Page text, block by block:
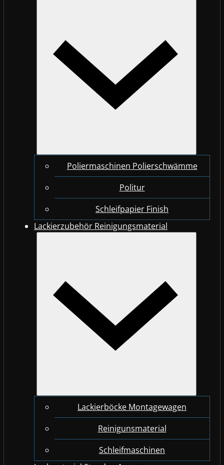
Poliermaschinen Polierschwämme
Politur
Schleifpapier Finish
Lackierzubehör Reinigungsmaterial
Lackierböcke Montagewagen
Reinigunsmaterial
Schleifmaschinen